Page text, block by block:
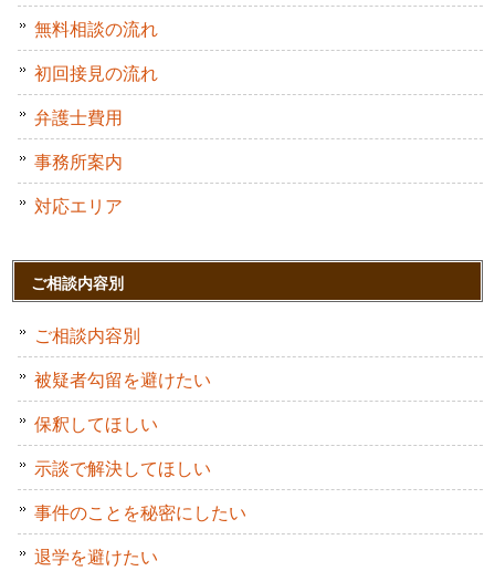
無料相談の流れ
初回接見の流れ
弁護士費用
事務所案内
対応エリア
ご相談内容別
ご相談内容別
被疑者勾留を避けたい
保釈してほしい
示談で解決してほしい
事件のことを秘密にしたい
退学を避けたい